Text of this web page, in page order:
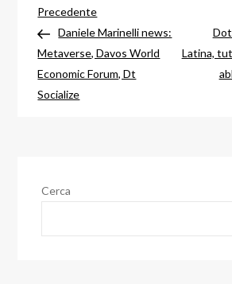
Navigazione
articoli
Articolo
precedente
Precedente
Daniele Marinelli news:
Metaverse, Davos World
Economic Forum, Dt
Socialize
Latina,
Cerca